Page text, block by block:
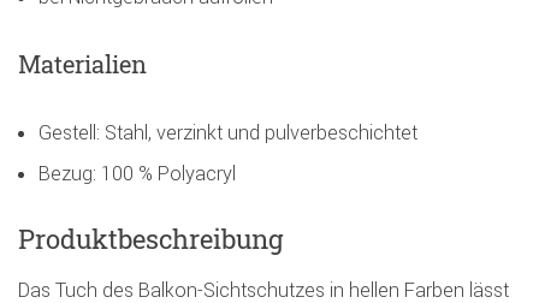
Materialien
Gestell: Stahl, verzinkt und pulverbeschichtet
Bezug: 100 % Polyacryl
Produktbeschreibung
Das Tuch des Balkon-Sichtschutzes in hellen Farben lässt